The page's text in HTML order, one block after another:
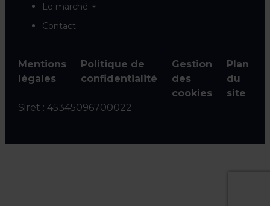
Le marché
Contact
Mentions
légales
Politique de
confidentialité
Gestion
des
cookies
Plan
du
site
Siret : 45345096700022